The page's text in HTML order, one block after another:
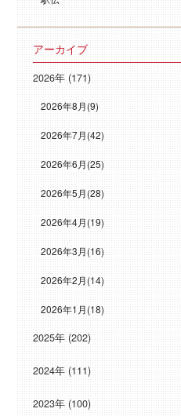
アーカイブ
2026年 (171)
2026年8月(9)
2026年7月(42)
2026年6月(25)
2026年5月(28)
2026年4月(19)
2026年3月(16)
2026年2月(14)
2026年1月(18)
2025年 (202)
2024年 (111)
2023年 (100)